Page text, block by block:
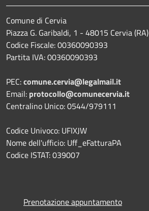
Comune di Cervia
Piazza G. Garibaldi, 1 - 48015 Cervia (RA)
Codice Fiscale: 00360090393
Partita IVA: 00360090393
PEC:comune.cervia@legalmail.it
Email: protocollo@comunecervia.it
Centralino Unico: 0544/979111
Codice Univoco: UFIXJW
Nome dell'ufficio: Uff_eFatturaPA
Codice ISTAT: 039007
Prenotazione appuntamento